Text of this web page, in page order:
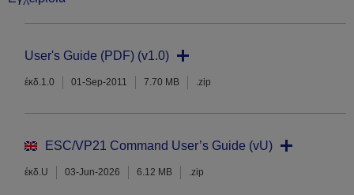
User's Guide (PDF) (v1.0)
έκδ.1.0 01-Sep-2011 7.70 MB .zip
ESC/VP21 Command User’s Guide (vU)
έκδ.U 03-Jun-2026 6.12 MB .zip